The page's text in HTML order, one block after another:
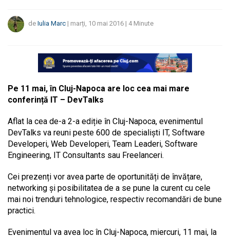
de Iulia Marc | marți, 10 mai 2016 | 4 Minute
Pe 11 mai, în Cluj-Napoca are loc cea mai mare
conferință IT – DevTalks
Aflat la cea de-a 2-a ediție în Cluj-Napoca, evenimentul
DevTalks va reuni peste 600 de specialiști IT, Software
Developeri, Web Developeri, Team Leaderi, Software
Engineering, IT Consultants sau Freelanceri.
Cei prezenți vor avea parte de oportunități de învățare,
networking și posibilitatea de a se pune la curent cu cele
mai noi trenduri tehnologice, respectiv recomandări de bune
practici.
Evenimentul va avea loc în Cluj-Napoca, miercuri, 11 mai, la